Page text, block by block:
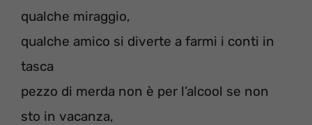
qualche miraggio,
qualche amico si diverte a farmi i conti in
tasca
pezzo di merda non è per l’alcool se non
sto in vacanza,